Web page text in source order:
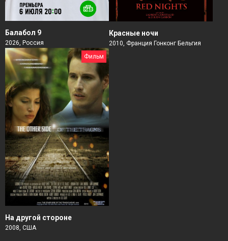
Балабол 9
2026, Россия
Красные ночи
2010, Франция Гонконг Бельгия
Фильм
На другой стороне
2008, США